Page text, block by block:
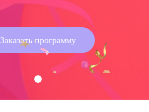
Заказать программу